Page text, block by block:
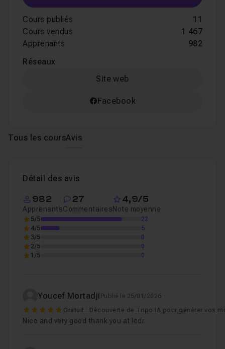
Cours publiés
11
Cours vendus
1 467
Apprenants
982
Réseaux
Site web
Facebook
Tous les coursAvis
Détail des avis
982
Apprenants
27
Commentaires
4,9/5
Note moyenne
5/5
22
4/5
5
3/5
0
2/5
0
1/5
0
Youcef Mortadji Publié le 25/01/2026
5 Gratuit : Découverte de Tripo IA pour générer vos
Nice and very good thank you at ledr